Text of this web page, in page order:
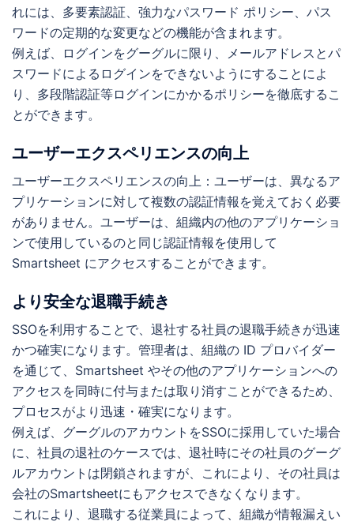
れには、多要素認証、強力なパスワード ポリシー、パス
ワードの定期的な変更などの機能が含まれます。
例えば、ログインをグーグルに限り、メールアドレスとパ
スワードによるログインをできないようにすることによ
り、多段階認証等ログインにかかるポリシーを徹底するこ
とができます。
ユーザーエクスペリエンスの向上
ユーザーエクスペリエンスの向上：ユーザーは、異なるア
プリケーションに対して複数の認証情報を覚えておく必要
がありません。ユーザーは、組織内の他のアプリケーショ
ンで使用しているのと同じ認証情報を使用して
Smartsheet にアクセスすることができます。
より安全な退職手続き
SSOを利用することで、退社する社員の退職手続きが迅速
かつ確実になります。管理者は、組織の ID プロバイダー
を通じて、Smartsheet やその他のアプリケーションへの
アクセスを同時に付与または取り消すことができるため、
プロセスがより迅速・確実になります。
例えば、グーグルのアカウントをSSOに採用していた場合
に、社員の退社のケースでは、退社時にその社員のグーグ
ルアカウントは閉鎖されますが、これにより、その社員は
会社のSmartsheetにもアクセスできなくなります。
これにより、退職する従業員によって、組織が情報漏えい